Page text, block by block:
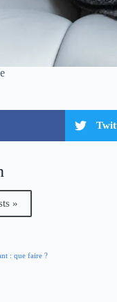
»
: que faire ?